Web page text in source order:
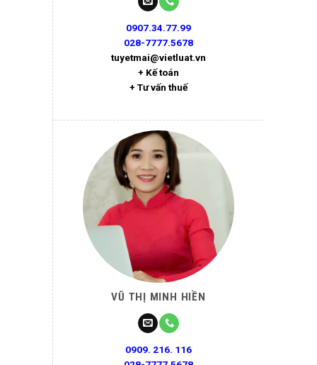
0907.34.77.99
028-7777.5678
tuyetmai@vietluat.vn
+ Kế toán
+ Tư vấn thuế
VŨ THỊ MINH HIỀN
0909. 216. 116